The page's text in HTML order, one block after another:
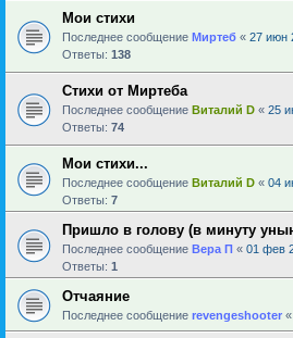
Мои стихи
Последнее сообщение Миртеб « 27 июн
Ответы: 138
Стихи от Миртеба
Последнее сообщение Виталий D « 25
Ответы: 74
Мои стихи...
Последнее сообщение Виталий D « 04
Ответы: 7
Пришло в голову (в минуту
Последнее сообщение Вера П « 01 фев
Ответы: 1
Отчаяние
Последнее сообщение revengeshooter «